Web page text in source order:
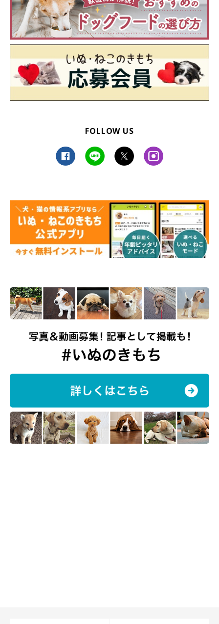
犬が甘噛みする理由や、かわいい画像＆動画をご紹介してきまし
た。
もっと詳しい対処法について知りたい方は、以下のページも参考
にしてみてくださいね！
いぬのきもち WEB MAGAZINE｜【専門家が解説】犬が甘噛みす
る理由と「間違ったしつけ」「成功するしつけ」
参考／「いぬのきもち」WEB MAGAZINE『【専門家が解説】犬が
甘噛みする理由と「間違ったしつけ」「成功するしつけ」』（監
修：SHIBUYAフレンズ動物病院院長 滝田雄磨先生）
※一部写真はスマホアプリ「いぬ・ねこのきもち」で投稿された
ものです。
※一部記事と写真に関連性はありませんので予めご了承くださ
い。
FOLLOW US